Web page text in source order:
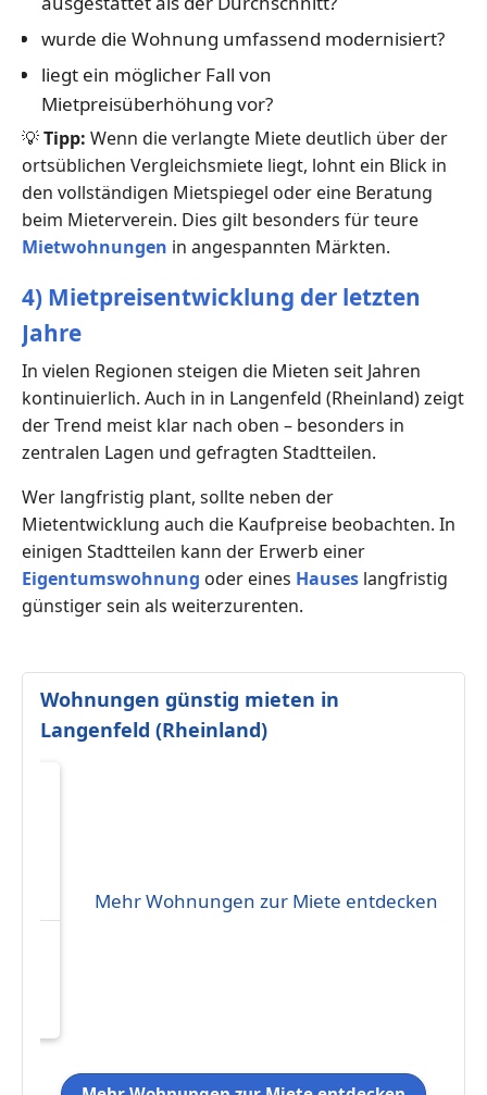
wurde die Wohnung umfassend modernisiert?
liegt ein möglicher Fall von
Mietpreisüberhöhung vor?
💡Tipp: Wenn die verlangte Miete deutlich über der
ortsüblichen Vergleichsmiete liegt, lohnt ein Blick in
den vollständigen Mietspiegel oder eine Beratung
beim Mieterverein. Dies gilt besonders für teure
Mietwohnungen in angespannten Märkten.
4) Mietpreisentwicklung der letzten
Jahre
In vielen Regionen steigen die Mieten seit Jahren
kontinuierlich. Auch in in Langenfeld (Rheinland) zeigt
der Trend meist klar nach oben – besonders in
zentralen Lagen und gefragten Stadtteilen.
Wer langfristig plant, sollte neben der
Mietentwicklung auch die Kaufpreise beobachten. In
einigen Stadtteilen kann der Erwerb einer
Eigentumswohnung oder eines Hauses langfristig
günstiger sein als weiterzurenten.
Wohnungen günstig mieten in
Langenfeld (Rheinland)
Mehr Wohnungen zur Miete entdecken